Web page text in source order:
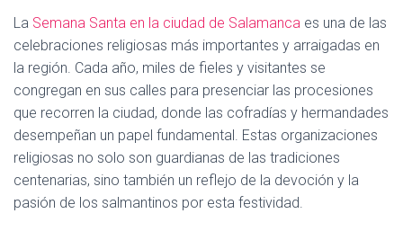
O
E
A
E
G
La Semana Santa en la ciudad de Salamanca es una de las
celebraciones religiosas más importantes y arraigadas en
la región. Cada año, miles de fieles y visitantes se
congregan en sus calles para presenciar las procesiones
que recorren la ciudad, donde las cofradías y hermandades
desempeñan un papel fundamental. Estas organizaciones
religiosas no solo son guardianas de las tradiciones
centenarias, sino también un reflejo de la devoción y la
pasión de los salmantinos por esta festividad.